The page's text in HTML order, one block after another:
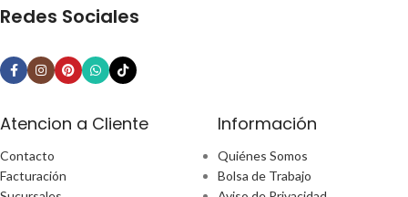
Redes Sociales
Atencion a Cliente
Contacto
Facturación
Información
Quiénes Somos
Bolsa de Trabajo